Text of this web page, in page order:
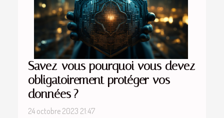
Savez-vous pourquoi vous devez
obligatoirement protéger vos
données ?
24 octobre 2023 21:47